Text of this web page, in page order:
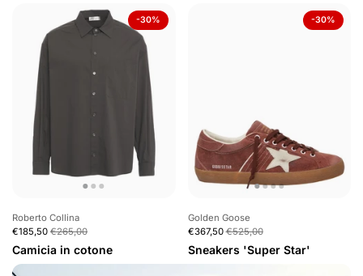
Roberto Collina
€185,50 €265,00
Camicia in cotone
-30%
Golden Goose
€367,50 €525,00
Sneakers 'Super Star'
-30%